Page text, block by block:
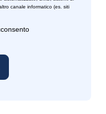
canale informatico (es. siti